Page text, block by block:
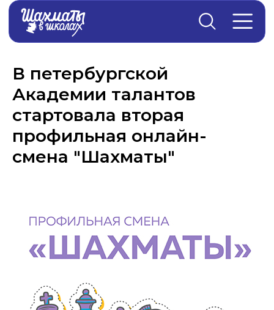
В петербургской
Академии талантов
стартовала вторая
профильная онлайн-
смена "Шахматы"